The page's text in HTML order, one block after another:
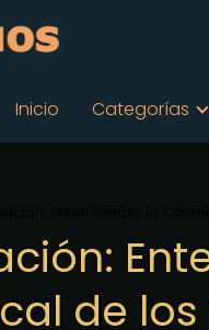
Inicio Categorías
de